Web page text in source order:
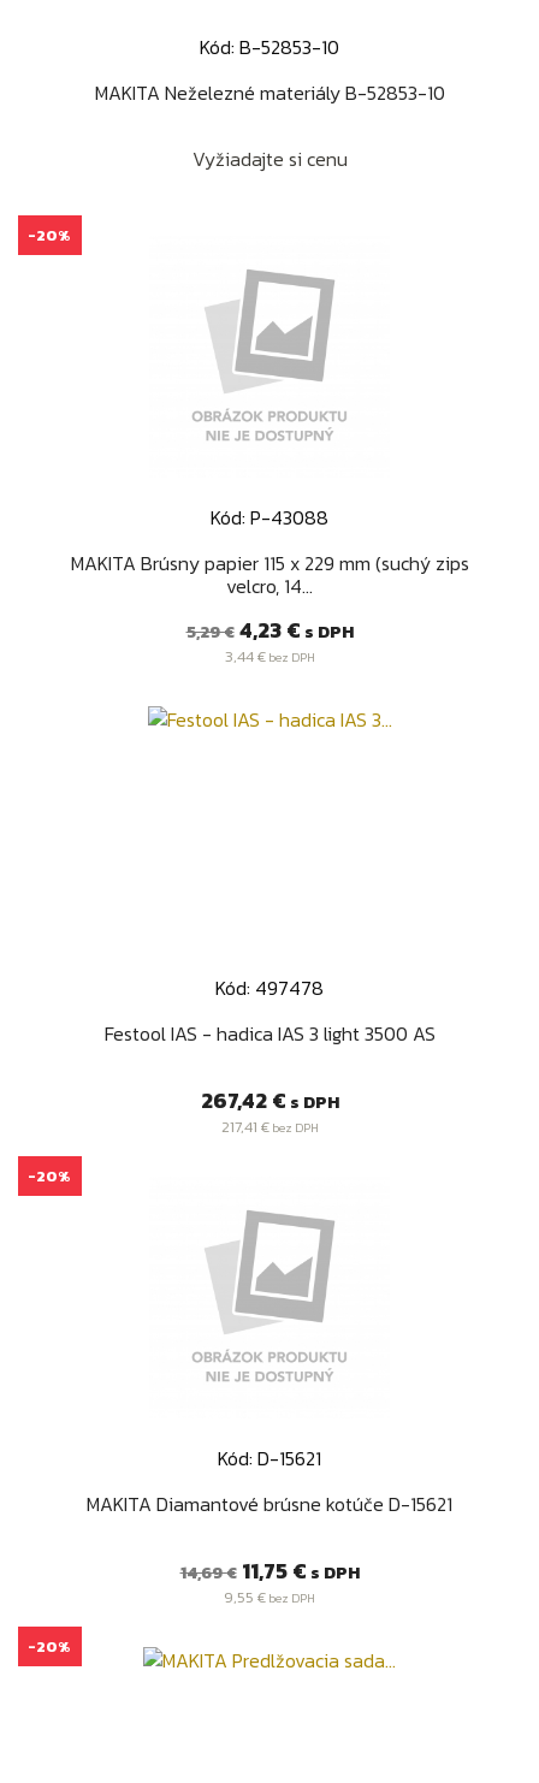
Kód: B-52853-10
MAKITA Neželezné materiály B-52853-10
Vyžiadajte si cenu
Kód: P-43088
MAKITA Brúsny papier 115 x 229 mm (suchý zips
velcro, 14...
Bežná
cena
5,29 € Cena
4,23 € s DPH
3,44 €bez DPH
-20%
Kód: 497478
Festool IAS - hadica IAS 3 light 3500 AS
Cena
267,42 € s DPH
217,41 €bez DPH
Kód: D-15621
MAKITA Diamantové brúsne kotúče D-15621
Bežná
cena
14,69 € Cena
11,75 € s DPH
9,55 € bez DPH
-20%
-20%